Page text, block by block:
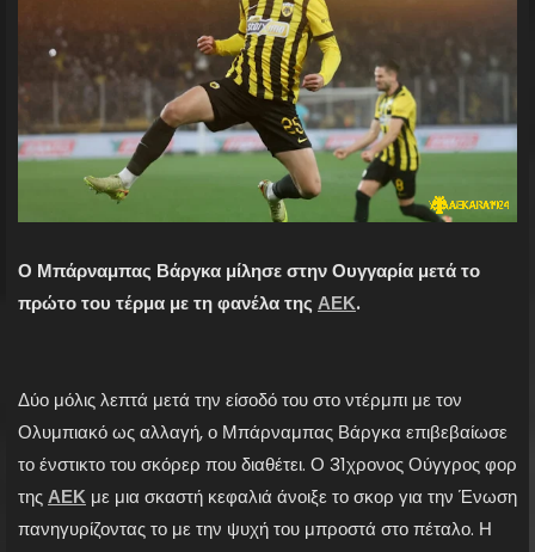
Ο Μπάρναμπας Βάργκα μίλησε στην Ουγγαρία μετά το
πρώτο του τέρμα με τη φανέλα της ΑΕΚ.
Δύο μόλις λεπτά μετά την είσοδό του στο ντέρμπι με τον
Ολυμπιακό ως αλλαγή, ο Μπάρναμπας Βάργκα επιβεβαίωσε
το ένστικτο του σκόρερ που διαθέτει. Ο 31χρονος Ούγγρος φορ
τηςΑΕΚ με μια σκαστή κεφαλιά άνοιξε το σκορ για την Ένωση
πανηγυρίζοντας το με την ψυχή του μπροστά στο πέταλο. Η